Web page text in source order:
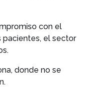
con el
pacientes, el sector
donde no se